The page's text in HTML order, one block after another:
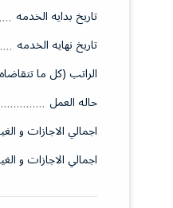
تاريخ بدايه الخدمه
تاريخ نهايه الخدمه
الراتب (كل ما
حاله العمل
اجمالي الاجازات و
اجمالي الاجازات و